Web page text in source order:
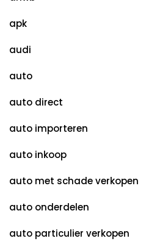
apk
audi
auto
auto direct
auto importeren
auto inkoop
auto met schade verkopen
auto onderdelen
auto particulier verkopen